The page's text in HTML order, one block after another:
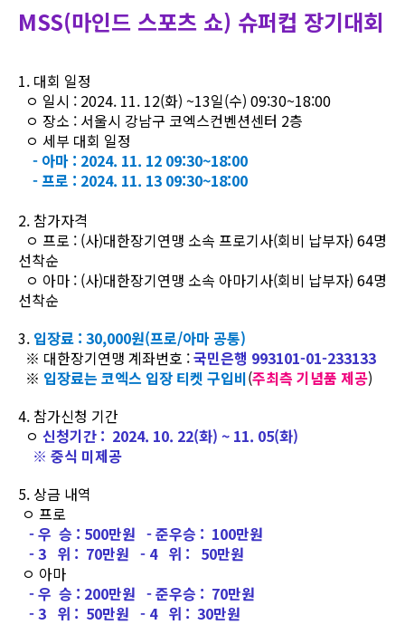
MSS(마인드 스포츠 쇼) 슈퍼컵 장기대회
1. 대회 일정
ㅇ 일시 : 2024. 11. 12(화) ~13일(수) 09:30~18:00
ㅇ 장소 : 서울시 강남구 코엑스컨벤션센터 2층
ㅇ 세부 대회 일정
- 아마 : 2024. 11. 12 09:30~18:00
- 프로 : 2024. 11. 13 09:30~18:00
2. 참가자격
ㅇ 프로 : (사)대한장기연맹 소속 프로기사(회비 납부자) 64명
선착순
ㅇ 아마 : (사)대한장기연맹 소속 아마기사(회비 납부자) 64명
선착순
3. 입장료 : 30,000원(프로/아마 공통)
※ 대한장기연맹 계좌번호 :국민은행 993101-01-233133
※ 입장료는 코엑스 입장 티켓 구입비(주최측 기념품 제공)
4. 참가신청 기간
ㅇ 신청기간 : 2024. 10. 22(화) ~ 11. 05(화)
※ 중식 미제공
5. 상금 내역
ㅇ 프로
- 우 승 : 500만원 - 준우승 : 100만원
- 3 위 : 70만원 - 4 위 : 50만원
ㅇ 아마
- 우 승 : 200만원 - 준우승 : 70만원
- 3 위 : 50만원 - 4 위 : 30만원